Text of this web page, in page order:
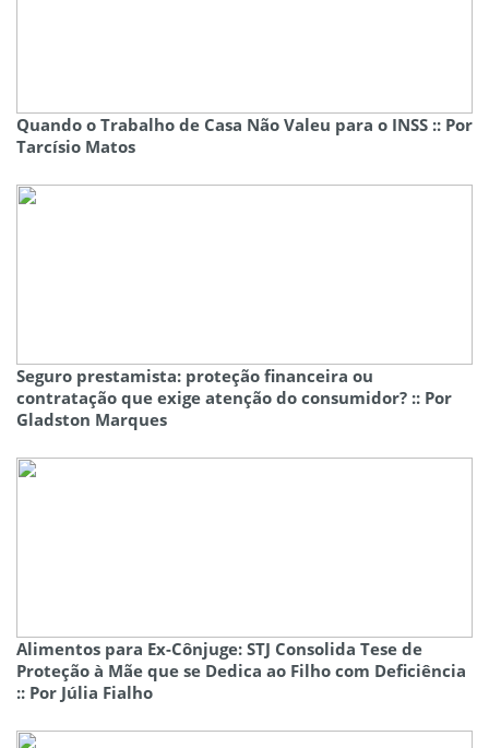
Quando o Trabalho de Casa Não Valeu para o INSS :: Por
Tarcísio Matos
Seguro prestamista: proteção financeira ou
contratação que exige atenção do consumidor? :: Por
Gladston Marques
Alimentos para Ex-Cônjuge: STJ Consolida Tese de
Proteção à Mãe que se Dedica ao Filho com Deficiência
:: Por Júlia Fialho